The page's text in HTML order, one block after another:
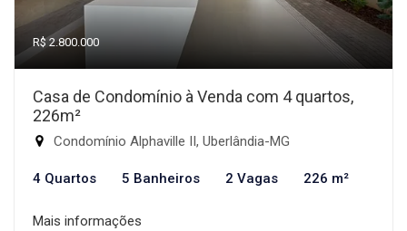
R$ 2.800.000
Casa de Condomínio à Venda com 4 quartos,
226m²
Condomínio Alphaville II, Uberlândia-MG
4 Quartos 5 Banheiros 2 Vagas 226 m²
Mais informações